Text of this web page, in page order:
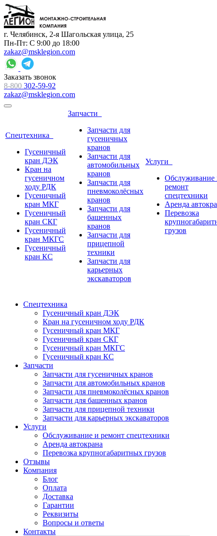
г. Челябинск, 2-я Шагольская улица, 25
Пн-Пт: С 9:00 до 18:00
zakaz@msklegion.com
Заказать звонок
8-800 302-59-92
zakaz@msklegion.com
Спецтехника
Гусеничный
кран ДЭК
Кран на
гусеничном
ходу РДК
Гусеничный
кран МКГ
Гусеничный
кран СКГ
Гусеничный
кран МКГС
Гусеничный
кран КС
Запчасти
Запчасти для
гусеничных
кранов
Запчасти для
автомобильных
кранов
Запчасти для
пневмоколёсных
кранов
Запчасти для
башенных
кранов
Запчасти для
прицепной
техники
Запчасти для
карьерных
экскаваторов
Услуги
Обслуживание
ремонт
спецтехники
Аренда
Перевозка
грузов
Спецтехника
Гусеничный кран ДЭК
Кран на гусеничном ходу РДК
Гусеничный кран МКГ
Гусеничный кран СКГ
Гусеничный кран МКГС
Гусеничный кран КС
Запчасти
Запчасти для гусеничных кранов
Запчасти для автомобильных кранов
Запчасти для пневмоколёсных кранов
Запчасти для башенных кранов
Запчасти для прицепной техники
Запчасти для карьерных экскаваторов
Услуги
Обслуживание и ремонт спецтехники
Аренда автокрана
Перевозка крупногабаритных грузов
Отзывы
Компания
Блог
Оплата
Доставка
Гарантии
Реквизиты
Вопросы и ответы
Контакты